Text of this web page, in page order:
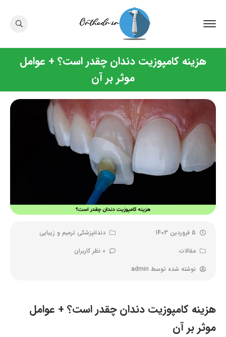
هزینه کامپوزیت دندان چقدر است؟ + عوامل
موثر بر آن
5 فروردین 1403
دندانپزشکی ترمیم و زیبایی
مقالات
0 نظر کاربران
نوشته شده توسط admin
هزینه کامپوزیت دندان چقدر است؟ + عوامل
موثر بر آن